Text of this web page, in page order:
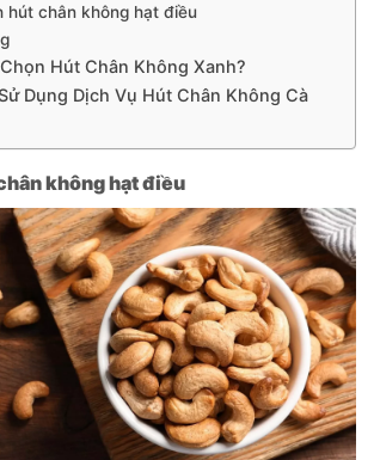
hút chân không hạt điều
Hút Chân Không Xanh?
Dụng Dịch Vụ Hút Chân Không Cà
không hạt điều